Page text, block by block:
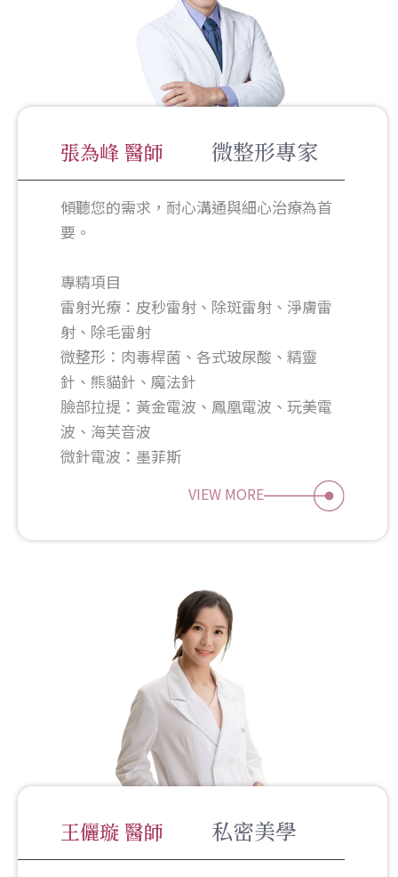
張為峰 醫師 微整形專家
傾聽您的需求，耐心溝通與細心治療為首
要。
專精項目
雷射光療：皮秒雷射、除斑雷射、淨膚雷
射、除毛雷射
微整形：肉毒桿菌、各式玻尿酸、精靈
針、熊貓針、魔法針
臉部拉提：黃金電波、鳳凰電波、玩美電
波、海芙音波
微針電波：墨菲斯
VIEW MORE
王儷璇 醫師 私密美學